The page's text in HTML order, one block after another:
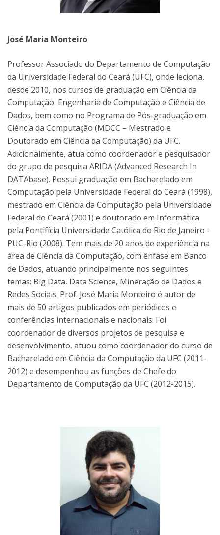
José Maria Monteiro
Professor Associado do Departamento de Computação
da Universidade Federal do Ceará (UFC), onde leciona,
desde 2010, nos cursos de graduação em Ciência da
Computação, Engenharia de Computação e Ciência de
Dados, bem como no Programa de Pós-graduação em
Ciência da Computação (MDCC – Mestrado e
Doutorado em Ciência da Computação) da UFC.
Adicionalmente, atua como coordenador e pesquisador
do grupo de pesquisa ARIDA (Advanced Research In
DATAbase). Possui graduação em Bacharelado em
Computação pela Universidade Federal do Ceará (1998),
mestrado em Ciência da Computação pela Universidade
Federal do Ceará (2001) e doutorado em Informática
pela Pontifícia Universidade Católica do Rio de Janeiro -
PUC-Rio (2008). Tem mais de 20 anos de experiência na
área de Ciência da Computação, com ênfase em Banco
de Dados, atuando principalmente nos seguintes
temas: Big Data, Data Science, Mineração de Dados e
Redes Sociais. Prof. José Maria Monteiro é autor de
mais de 50 artigos publicados em periódicos e
conferências internacionais e nacionais. Foi
coordenador de diversos projetos de pesquisa e
desenvolvimento, atuou como coordenador do curso de
Bacharelado em Ciência da Computação da UFC (2011-
2012) e desempenhou as funções de Chefe do
Departamento de Computação da UFC (2012-2015).